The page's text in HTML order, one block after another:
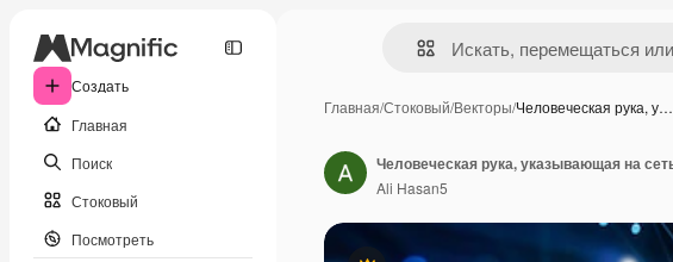
Создать
Главная
Поиск
Стоковый
Посмотреть
Главная/Стоковый/Векторы/Человеческая рука, у…
Ali Hasan5